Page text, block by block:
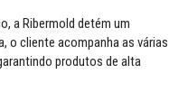
a Ribermold detém um
o cliente acompanha as várias
produtos de alta